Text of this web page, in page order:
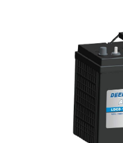
Bildergalerie